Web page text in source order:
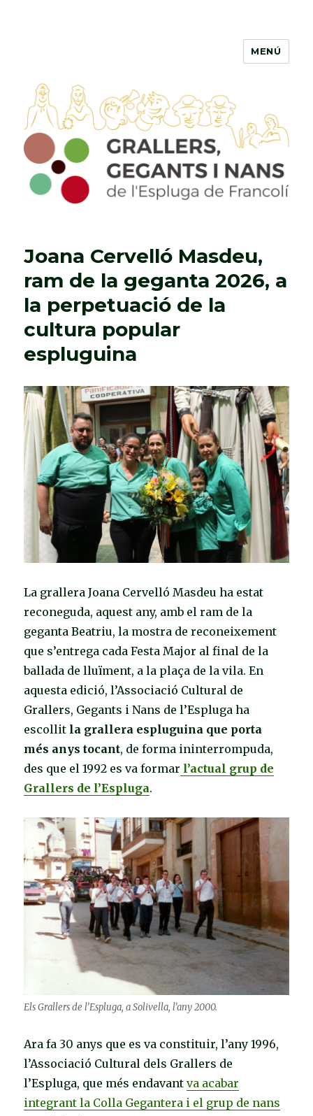
Grallers, Gegants i Nans de
l'Espluga de Francolí
MENÚ
Joana Cervelló Masdeu,
ram de la geganta 2026, a
la perpetuació de la
cultura popular
espluguina
La grallera Joana Cervelló Masdeu ha estat
reconeguda, aquest any, amb el ram de la
geganta Beatriu, la mostra de reconeixement
que s’entrega cada Festa Major al final de la
ballada de lluïment, a la plaça de la vila. En
aquesta edició, l’Associació Cultural de
Grallers, Gegants i Nans de l’Espluga ha
escollit la grallera espluguina que porta
més anys tocant, de forma ininterrompuda,
des que el 1992 es va formar l’actual grup de
Grallers de l’Espluga.
Els Grallers de l’Espluga, a Solivella, l’any 2000.
Ara fa 30 anys que es va constituir, l’any 1996,
l’Associació Cultural dels Grallers de
l’Espluga, que més endavantva acabar
integrant la Colla Gegantera i el grup de nans